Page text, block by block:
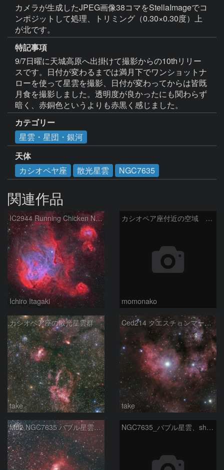
カメラが生成したJPEG画像38コマをStellaImageでコ
ンポジットして処理、トリミング（0.30×0.30度）上
が北です。
特記事項
9/7日曜に天城高原へ出掛けて撮影からの10thリリー
スです。日付が変わるまでは満月下でワンショットナ
ローを使って星雲を撮影、日付が変わってからは皆既
月食を撮影しました。透明度が良かったにも関わらず
暗く、赤銅色というよりも赤黒く感じました。
カテゴリー
星雲・星団・銀河
天体
カシオペヤ座
散光星雲 NGC7635
関連作品
IC2944 Running Chicken Nebula
Ichiro Itagaki
カシオペア座付近の空域 260720
momonako
カシオペア座の散光星雲群
take
Ced214 クエスチョンマーク星雲の“心臓部”
take
M52 NGC7635 バブル星雲 Sh2-159 カシオペア座 NGC7635_バブル星雲、sh2-157_くわがた星雲